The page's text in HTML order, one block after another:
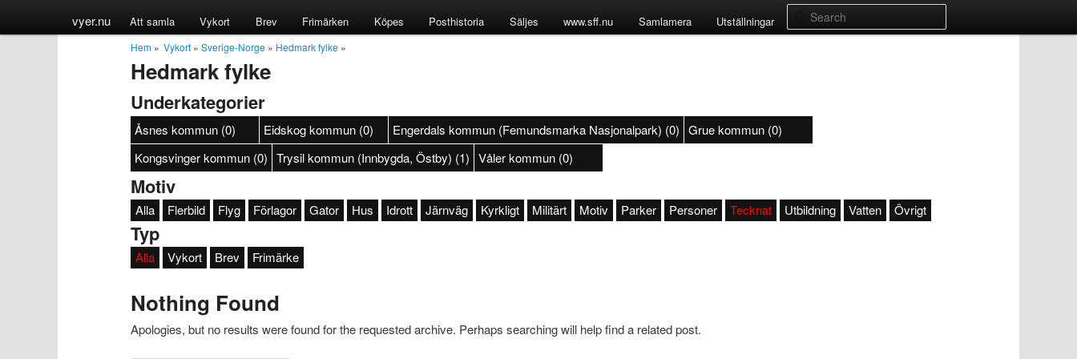
vyer.nu Att samla Vykort Brev Frimärken Köpes Posthistoria Säljes www.sff.nu Samlamera Utställningar Search
Hem » Vykort » Sverige-Norge » Hedmark fylke »
Hedmark fylke
Underkategorier
Åsnes kommun (0) Eidskog kommun (0) Engerdals kommun (Femundsmarka Nasjonalpark) (0) Grue kommun (0)
Kongsvinger kommun (0) Trysil kommun (Innbygda, Östby) (1) Våler kommun (0)
Motiv
Alla Flerbild Flyg Förlagor Gator Hus Idrott Järnväg Kyrkligt Militärt Motiv Parker Personer Tecknat Utbildning Vatten Övrigt
Typ
Alla Vykort Brev Frimärke
Nothing Found
Apologies, but no results were found for the requested archive. Perhaps searching will help find a related post.